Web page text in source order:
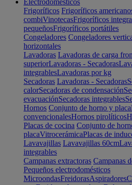
Electrodomésticos
Frigoríficos Frigoríficos
combiVinotecasFrigoríficos
pequeñosFrigoríficos portátiles
Congeladores Congeladores
horizontales
Lavadoras Lavadoras de carga
superiorLavadoras - Secadoras
integrablesLavadoras por kg
Secadoras Lavadoras - Secadoras
calorSecadoras de condensación
evacuaciónSecadoras integrables
Hornos Conjunto de horno y placa
convencionalesHornos pirolíticos
Placas de cocina Conjunto de
placaVitrocerámicaPlacas de
Lavavajillas Lavavajillas 60cm
integrables
Campanas extractoras Campanas
Pequeños electrodomésticos
MicroondasFreidorasAspiradores